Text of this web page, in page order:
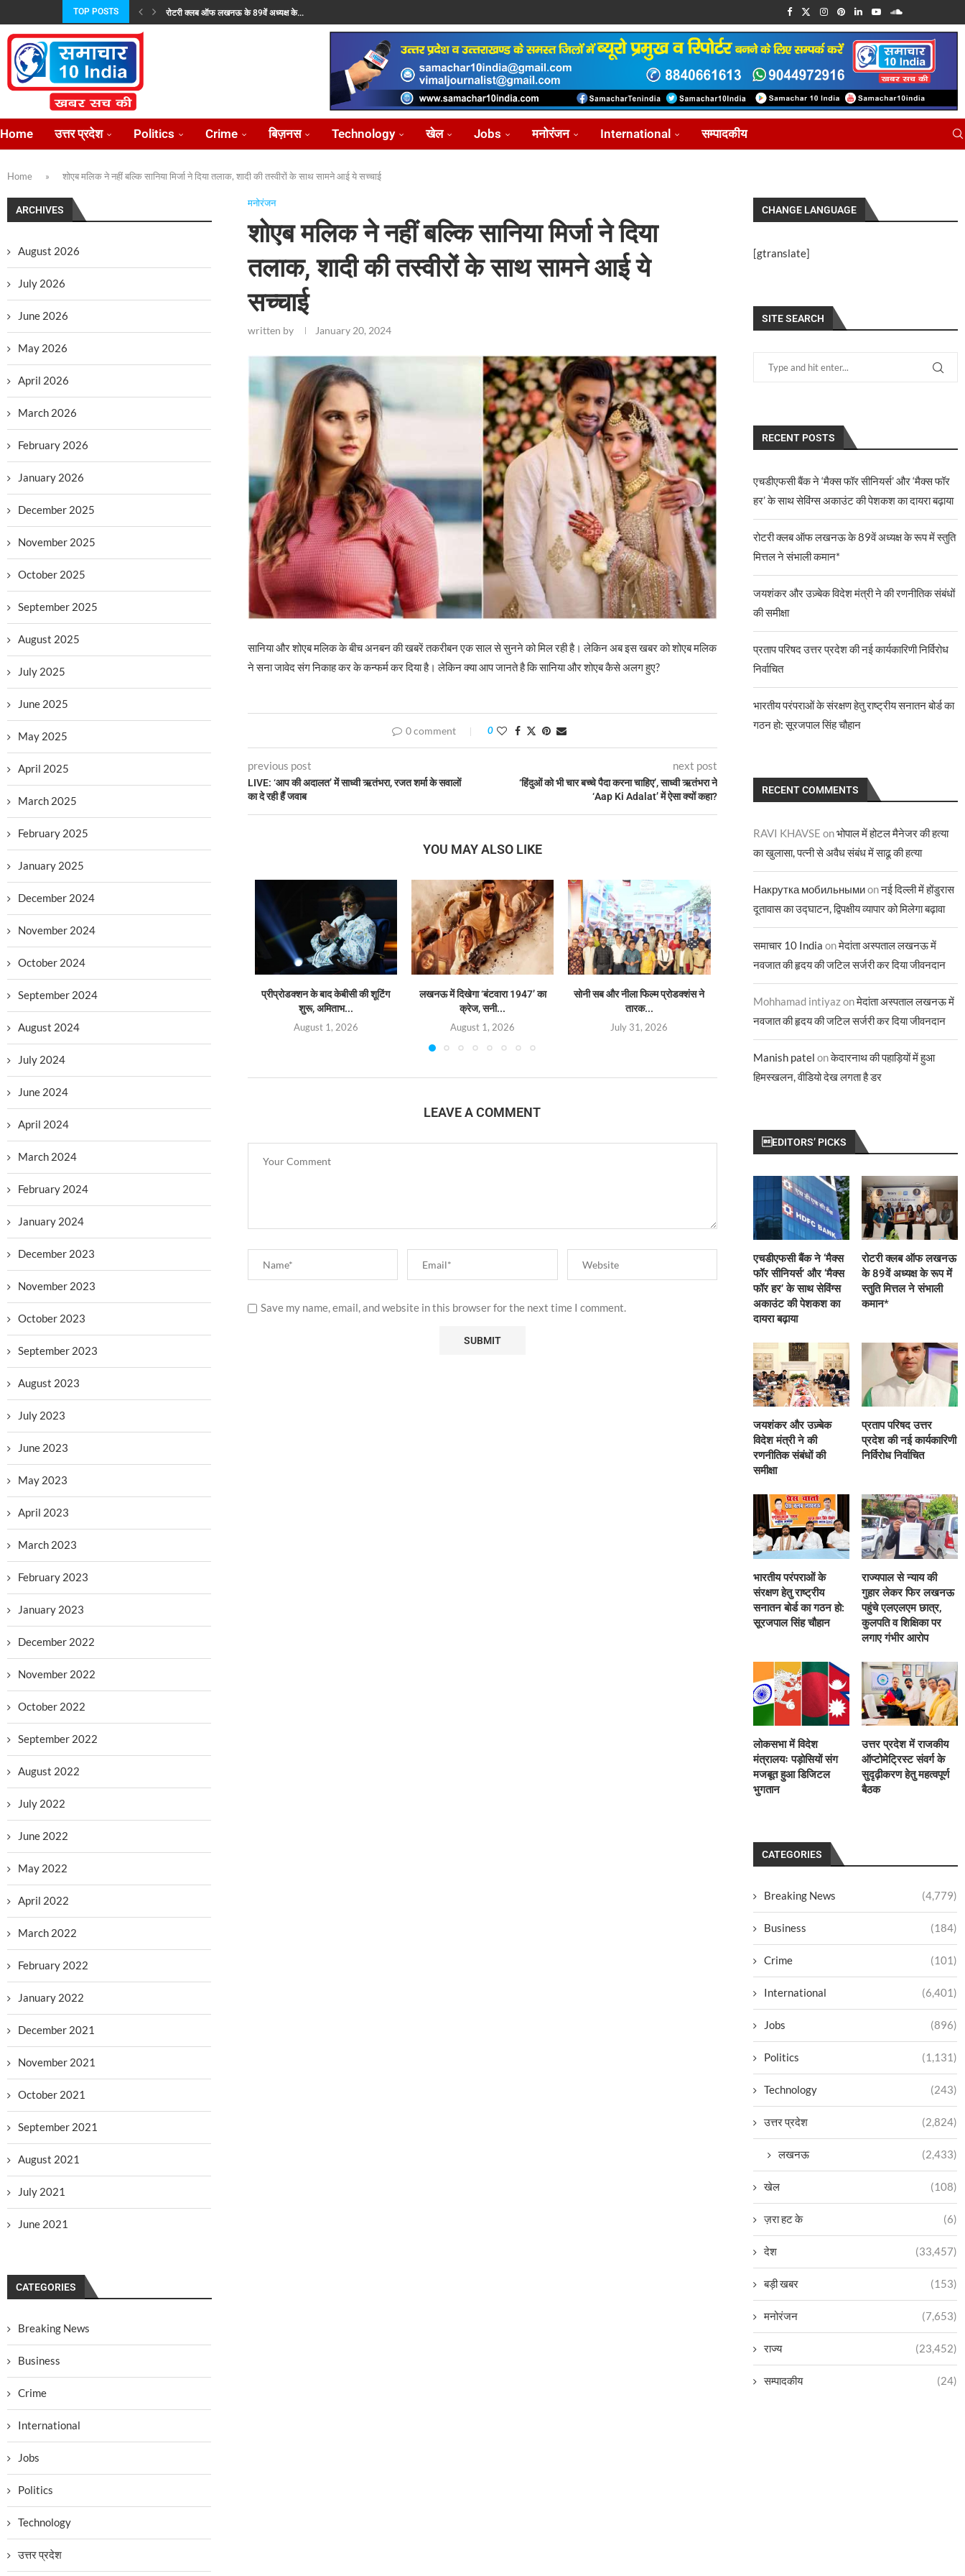
TOP POSTS रोटरी क्लब ऑफ लखनऊ के 89वें अध्यक्ष के...
Home उत्तर प्रदेश Politics Crime बिज़नस Technology खेल Jobs मनोरंजन International सम्पादकीय
Home » शोएब मलिक ने नहीं बल्कि सानिया मिर्जा ने दिया तलाक, शादी की तस्वीरों के साथ सामने आई ये सच्चाई
मनोरंजन
शोएब मलिक ने नहीं बल्कि सानिया मिर्जा ने दिया
तलाक, शादी की तस्वीरों के साथ सामने आई ये
सच्चाई
written by January 20, 2024
सानिया और शोएब मलिक के बीच अनबन की खबरें तकरीबन एक साल से सुनने को मिल रही है। लेकिन अब इस खबर को शोएब मलिक
ने सना जावेद संग निकाह कर के कन्फर्म कर दिया है। लेकिन क्या आप जानते है कि सानिया और शोएब कैसे अलग हुए?
0 comment 0
previous post
LIVE: ‘आप की अदालत’ में साध्वी ऋतंभरा, रजत शर्मा के सवालों
का दे रही हैं जवाब
next post
‘हिंदुओं को भी चार बच्चे पैदा करना चाहिए’, साध्वी ऋतंभरा ने
‘Aap Ki Adalat’ में ऐसा क्यों कहा?
YOU MAY ALSO LIKE
प्रीप्रोडक्शन के बाद केबीसी की शूटिंग
शुरू, अमिताभ...
August 1, 2026
लखनऊ में दिखेगा ‘बंटवारा 1947’ का
क्रेज, सनी...
August 1, 2026
सोनी सब और नीला फिल्म प्रोडक्शंस ने
तारक...
July 31, 2026
करिश्मा कपूर, जज, इंडियाज़ बेस्ट डांसर
सीज़न 5
July 29, 2026
ज्योतिर्मयी नायक
टेलीविज़न के
July 28,
LEAVE A COMMENT
Save my name, email, and website in this browser for the next time I comment.
CHANGE LANGUAGE
[gtranslate]
SITE SEARCH
RECENT POSTS
एचडीएफसी बैंक ने ‘मैक्स फॉर सीनियर्स’ और ‘मैक्स फॉर
हर’ के साथ सेविंग्स अकाउंट की पेशकश का दायरा बढ़ाया
रोटरी क्लब ऑफ लखनऊ के 89वें अध्यक्ष के रूप में स्तुति
मित्तल ने संभाली कमान*
जयशंकर और उज़्बेक विदेश मंत्री ने की रणनीतिक संबंधों
की समीक्षा
प्रताप परिषद उत्तर प्रदेश की नई कार्यकारिणी निर्विरोध
निर्वाचित
भारतीय परंपराओं के संरक्षण हेतु राष्ट्रीय सनातन बोर्ड का
गठन हो: सूरजपाल सिंह चौहान
RECENT COMMENTS
RAVI KHAVSE onभोपाल में होटल मैनेजर की हत्या
का खुलासा, पत्नी से अवैध संबंध में साढू की हत्या
Накрутка мобильнымиonनई दिल्ली में होंडुरास
दूतावास का उद्घाटन, द्विपक्षीय व्यापार को मिलेगा बढ़ावा
समाचार 10 India onमेदांता अस्पताल लखनऊ में
नवजात की हृदय की जटिल सर्जरी कर दिया जीवनदान
Mohhamad intiyazonमेदांता अस्पताल लखनऊ में
नवजात की हृदय की जटिल सर्जरी कर दिया जीवनदान
Manish patel onकेदारनाथ की पहाड़ियों में हुआ
हिमस्खलन, वीडियो देख लगता है डर
EDITORS’ PICKS
एचडीएफसी बैंक ने ‘मैक्स
फॉर सीनियर्स’ और ‘मैक्स
फॉर हर’ के साथ सेविंग्स
अकाउंट की पेशकश का
दायरा बढ़ाया
रोटरी क्लब ऑफ लखनऊ
के 89वें अध्यक्ष के रूप में
स्तुति मित्तल ने संभाली
कमान*
जयशंकर और उज़्बेक
विदेश मंत्री ने की
रणनीतिक संबंधों की
समीक्षा
प्रताप परिषद उत्तर
प्रदेश की नई कार्यकारिणी
निर्विरोध निर्वाचित
भारतीय परंपराओं के
संरक्षण हेतु राष्ट्रीय
सनातन बोर्ड का गठन हो:
सूरजपाल सिंह चौहान
राज्यपाल से न्याय की
गुहार लेकर फिर लखनऊ
पहुंचे एलएलएम छात्र,
कुलपति व शिक्षिका पर
लगाए गंभीर आरोप
लोकसभा में विदेश
मंत्रालयः पड़ोसियों संग
मजबूत हुआ डिजिटल
भुगतान
उत्तर प्रदेश में राजकीय
ऑप्टोमेट्रिस्ट संवर्ग के
सुदृढ़ीकरण हेतु महत्वपूर्ण
बैठक
CATEGORIES
Breaking News (4,779)
Business (184)
Crime (101)
International (6,401)
Jobs (896)
Politics (1,131)
Technology (243)
उत्तर प्रदेश (2,824)
लखनऊ (2,433)
खेल (108)
ज़रा हट के (6)
देश (33,457)
बड़ी खबर (153)
मनोरंजन (7,653)
राज्य (23,452)
सम्पादकीय (24)
ARCHIVES
August 2026
July 2026
June 2026
May 2026
April 2026
March 2026
February 2026
January 2026
December 2025
November 2025
October 2025
September 2025
August 2025
July 2025
June 2025
May 2025
April 2025
March 2025
February 2025
January 2025
December 2024
November 2024
October 2024
September 2024
August 2024
July 2024
June 2024
April 2024
March 2024
February 2024
January 2024
December 2023
November 2023
October 2023
September 2023
August 2023
July 2023
June 2023
May 2023
April 2023
March 2023
February 2023
January 2023
December 2022
November 2022
October 2022
September 2022
August 2022
July 2022
June 2022
May 2022
April 2022
March 2022
February 2022
January 2022
December 2021
November 2021
October 2021
September 2021
August 2021
July 2021
June 2021
CATEGORIES
Breaking News
Business
Crime
International
Jobs
Politics
Technology
उत्तर प्रदेश